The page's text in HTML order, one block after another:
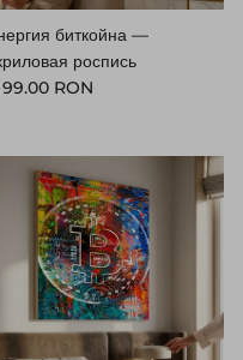
биткойна —
роспись
цена
99.00 RON